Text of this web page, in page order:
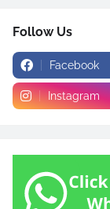
Follow Us
Facebook
Instagram